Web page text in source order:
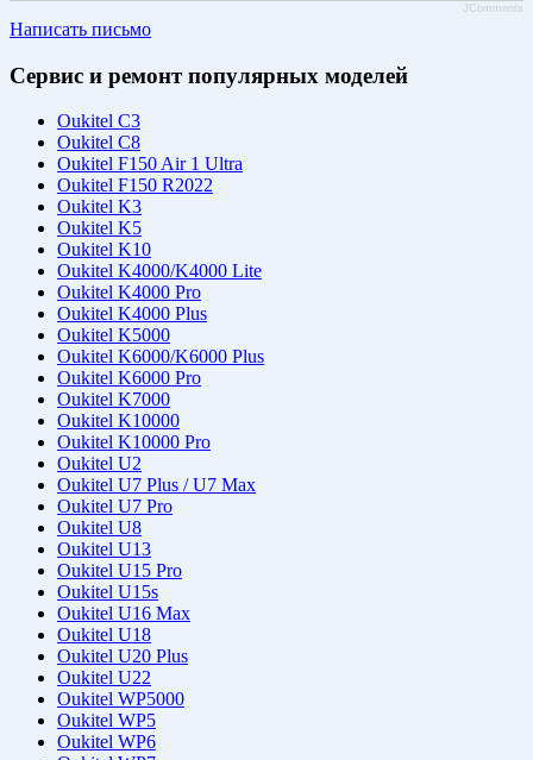
JComments
Написать письмо
Сервис и ремонт популярных моделей
Oukitel C3
Oukitel C8
Oukitel F150 Air 1 Ultra
Oukitel F150 R2022
Oukitel K3
Oukitel K5
Oukitel K10
Oukitel K4000/K4000 Lite
Oukitel K4000 Pro
Oukitel K4000 Plus
Oukitel K5000
Oukitel K6000/K6000 Plus
Oukitel K6000 Pro
Oukitel K7000
Oukitel K10000
Oukitel K10000 Pro
Oukitel U2
Oukitel U7 Plus / U7 Max
Oukitel U7 Pro
Oukitel U8
Oukitel U13
Oukitel U15 Pro
Oukitel U15s
Oukitel U16 Max
Oukitel U18
Oukitel U20 Plus
Oukitel U22
Oukitel WP5000
Oukitel WP5
Oukitel WP6